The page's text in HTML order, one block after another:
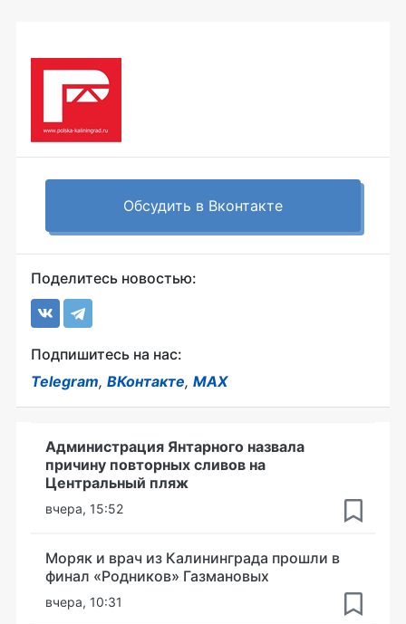
Обсудить в Вконтакте
Поделитесь новостью:
Подпишитесь на нас:
Telegram, ВКонтакте, MAX
Администрация Янтарного назвала
причину повторных сливов на
Центральный пляж
вчера, 15:52
Моряк и врач из Калининграда прошли в
финал «Родников» Газмановых
вчера, 10:31